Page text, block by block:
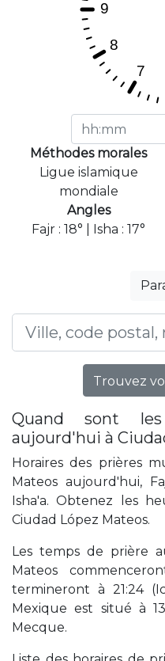
Méthodes morales
Ligue islamique
mondiale
Angles
Fajr : 18° | Isha : 17°
Trouvez
Quand sont
aujourd'hui à
Horaires des prières
Mateos aujourd'hui,
Isha'a. Obtenez les
Ciudad López Mateos.
Les temps de prière
Mateos
termineront à 21:24
Mexique est situé à
Mecque.